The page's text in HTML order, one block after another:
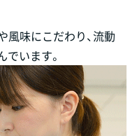
風味にこだわり、流動
います。